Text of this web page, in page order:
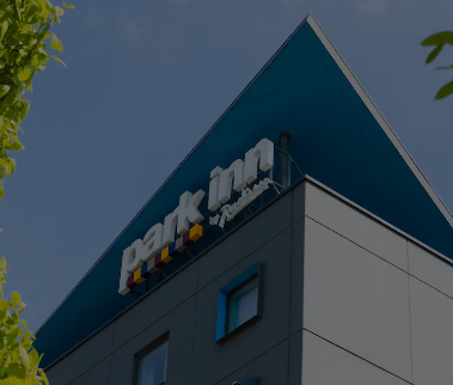
Verbundene Marken in China